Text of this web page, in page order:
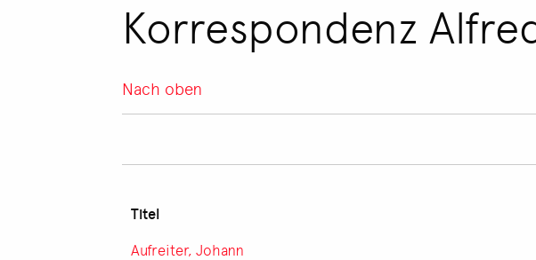
Korrespondenz
Nach oben
Titel
Aufreiter, Johann